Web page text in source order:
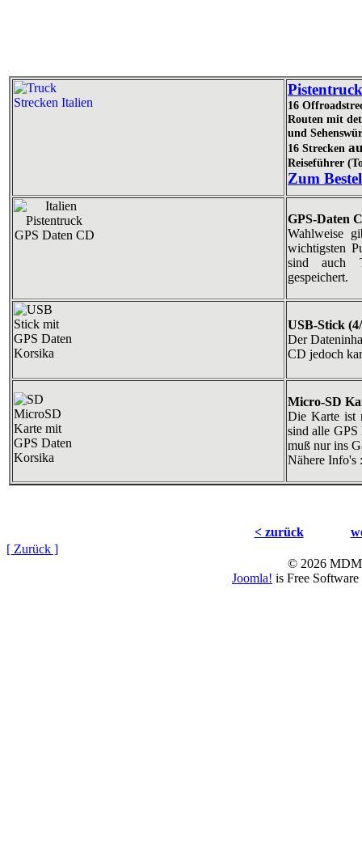
16
Routen mit
und
16 Strecken
Reiseführer
Zum
GPS-Daten
Wahlweise
wichtigsten
sind auch
gespeichert.
USB-Stick
Der
CD jedoch
Micro-SD
Die Karte ist
sind alle
muß nur ins
Nähere Info's
< zurück
[ Zurück ]
© 2026
Joomla! is Free